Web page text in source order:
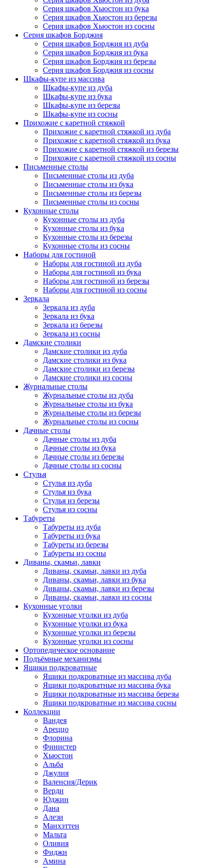
Серия шкафов Хьюстон из бука
Серия шкафов Хьюстон из березы
Серия шкафов Хьюстон из сосны
Серия шкафов Борджия
Серия шкафов Борджия из дуба
Серия шкафов Борджия из бука
Серия шкафов Борджия из березы
Серия шкафов Борджия из сосны
Шкафы-купе из массива
Шкафы-купе из дуба
Шкафы-купе из бука
Шкафы-купе из березы
Шкафы-купе из сосны
Прихожие с каретной стяжкой
Прихожие с каретной стяжкой из дуба
Прихожие с каретной стяжкой из бука
Прихожие с каретной стяжкой из березы
Прихожие с каретной стяжкой из сосны
Письменные столы
Письменные столы из дуба
Письменные столы из бука
Письменные столы из березы
Письменные столы из сосны
Кухонные столы
Кухонные столы из дуба
Кухонные столы из бука
Кухонные столы из березы
Кухонные столы из сосны
Наборы для гостиной
Наборы для гостиной из дуба
Наборы для гостиной из бука
Наборы для гостиной из березы
Наборы для гостиной из сосны
Зеркала
Зеркала из дуба
Зеркала из бука
Зеркала из березы
Зеркала из сосны
Дамские столики
Дамские столики из дуба
Дамские столики из бука
Дамские столики из березы
Дамские столики из сосны
Журнальные столы
Журнальные столы из дуба
Журнальные столы из бука
Журнальные столы из березы
Журнальные столы из сосны
Дачные столы
Дачные столы из дуба
Дачные столы из бука
Дачные столы из березы
Дачные столы из сосны
Стулья
Стулья из дуба
Стулья из бука
Стулья из березы
Стулья из сосны
Табуреты
Табуреты из дуба
Табуреты из бука
Табуреты из березы
Табуреты из сосны
Диваны, скамьи, лавки
Диваны, скамьи, лавки из дуба
Диваны, скамьи, лавки из бука
Диваны, скамьи, лавки из березы
Диваны, скамьи, лавки из сосны
Кухонные уголки
Кухонные уголки из дуба
Кухонные уголки из бука
Кухонные уголки из березы
Кухонные уголки из сосны
Ортопедическое основание
Подъёмные механизмы
Ящики подкроватные
Ящики подкроватные из массива дуба
Ящики подкроватные из массива бука
Ящики подкроватные из массива березы
Ящики подкроватные из массива сосны
Коллекции
Вандея
Ареццо
Флорина
Финистер
Хьюстон
Альба
Джулия
Валенсия/Дерик
Верди
Юджин
Дана
Алези
Манхэттен
Мальта
Оливия
Фиджи
Амина